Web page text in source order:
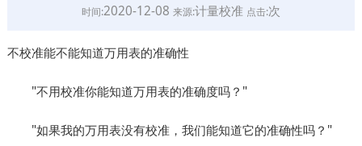
时间:2020-12-08 来源:计量校准 点击:次
不校准能不能知道万用表的准确性
"不用校准你能知道万用表的准确度吗？"
"如果我的万用表没有校准，我们能知道它的准确性吗？"